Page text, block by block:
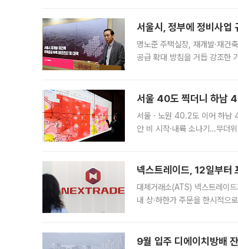
서울시, 정부에 정비사
명노준 주택실장, 재개발·재건
공급 확대 방침을 거듭 강조한
서울 40도 찍더니 하남
서울ㆍ노원 40.2도 이어 하남
안 비 시작·내륙 소나기…무더
넥스트레이드, 12일부터
대체거래소(ATS) 넥스트레이
내 상·하한가 주문을 한시적으
9월 입주 디에이치방배